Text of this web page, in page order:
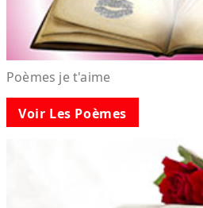
Poèmes je t'aime
Voir Les Poèmes